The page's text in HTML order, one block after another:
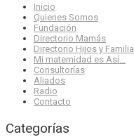
Inicio
Quienes Somos
Fundación
Directorio Mamás
Directorio Hijos y Familia
Mi maternidad es Así…
Consultorías
Aliados
Radio
Contacto
Categorías